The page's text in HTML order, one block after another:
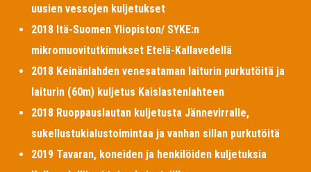
uusien vessojen kuljetukset
2018 Itä-Suomen Yliopiston/ SYKE:n
mikromuovitutkimukset Etelä-Kallavedellä
2018 Keinänlahden venesataman laiturin purkutöitä ja
laiturin (60m) kuljetus Kaislastenlahteen
2018 Ruoppauslautan kuljetusta Jännevirralle,
sukellustukialustoimintaa ja vanhan sillan purkutöitä
2019 Tavaran, koneiden ja henkilöiden kuljetuksia